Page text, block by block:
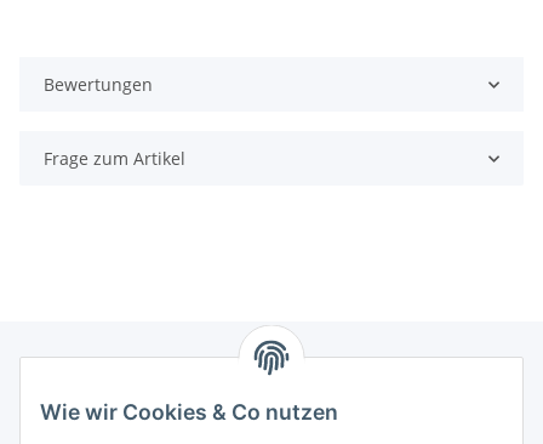
Wie wir Cookies & Co nutzen
Bewertungen
Frage zum Artikel
Zahlungsmöglichkeiten